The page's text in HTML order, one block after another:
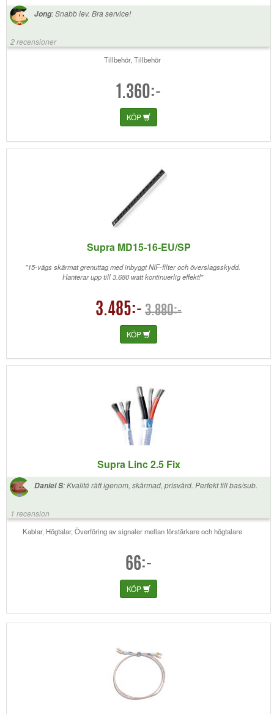
Jong:Snabb lev. Bra service!
2 recensioner
Tillbehör, Tillbehör
1.360:-
KÖP
Supra MD15-16-EU/SP
"15-vägs skärmat grenuttag med inbyggt NIF-filter och överslagsskydd.
Hanterar upp till 3.680 watt kontinuerlig effekt!"
3.485:- 3.880:-
KÖP
Supra Linc 2.5 Fix
Daniel S:Kvalité rätt igenom, skärmad, prisvärd. Perfekt till bas/sub.
1 recension
Kablar, Högtalar, Överföring av signaler mellan förstärkare och högtalare
66:-
KÖP